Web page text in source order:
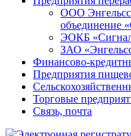
ООО
объединение
ЭОКБ
ЗАО
Финансово-
Предприятия
Торговые
Связь, почта